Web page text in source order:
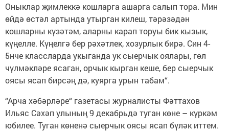
Оныклар җимлеккә кошларга ашарга салып тора. Мин
өйдә өстәл артында утырган килеш, тәрәзәдән
кошларны күзәтәм, аларны карап торуы бик кызык,
күңелле. Күңелгә бер рәхәтлек, хозурлык бирә. Син 4-
5нче классларда укыганда ук сыерчык оялары, гөл
чүлмәкләре ясаган, орчык кырган кеше, бер сыерчык
оясы ясап бирсәң дә, куярга урын табам“.
“Арча хәбәрләре“ газетасы журналисты Фәттахов
Ильяс Сәхәп улының 9 декабрьдә туган көне – күркәм
юбилее. Туган көненә сыерчык оясы ясап бүләк иттем.